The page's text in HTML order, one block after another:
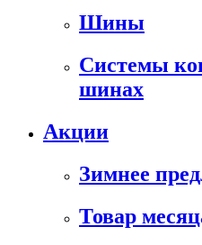
Шины
Системы
шинах
Акции
Зимнее
Товар